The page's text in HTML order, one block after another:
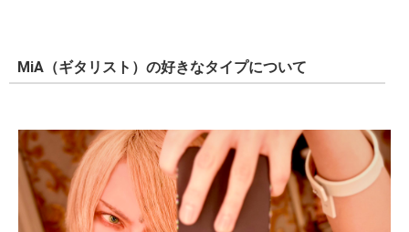
MiA（ギタリスト）の好きなタイプについて